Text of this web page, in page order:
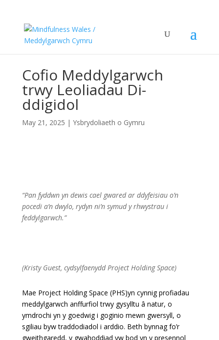
Cofio Meddylgarwch
trwy Leoliadau Di-
ddigidol
May 21, 2025 | Ysbrydoliaeth o Gymru
“Pan fyddwn yn dewis cael gwared ar ddyfeisiau o’n
pocedi a’n dwylo, rydyn ni’n symud y rhwystrau i
feddylgarwch.”
(Kristy Guest, cydsylfaenydd Project Holding Space)
Mae Project Holding Space (PHS)yn cynnig profiadau
meddylgarwch anffurfiol trwy gysylltu â natur, o
ymdrochi yn y goedwig i goginio mewn gwersyll, o
sgiliau byw traddodiadol i arddio. Beth bynnag fo’r
gweithgaredd, y gwahoddiad yw bod yn y presennol